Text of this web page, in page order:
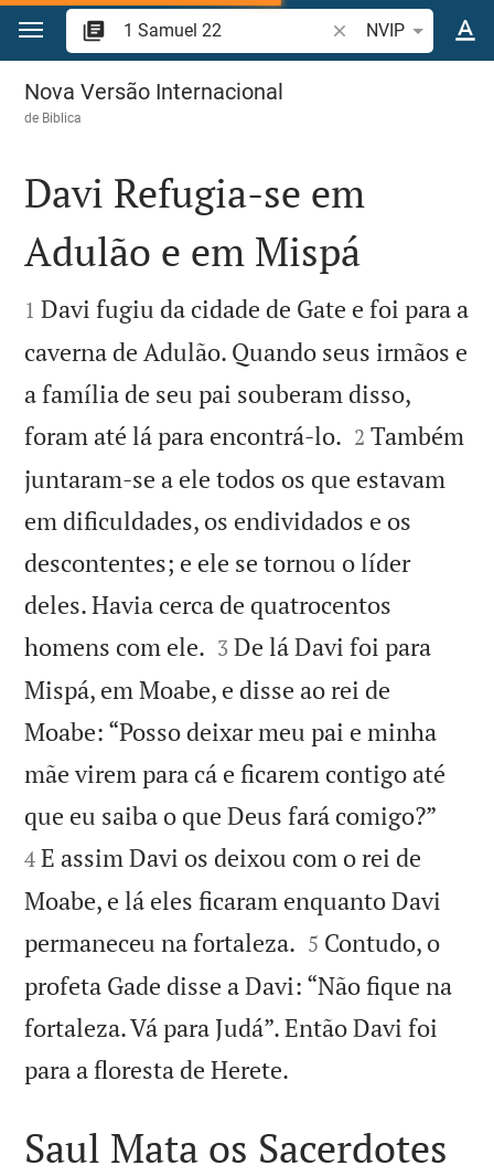
Ir para o conteúdo
Pesquise
NVIP
1 Samuel 22
Nova Versão Internacional
de Biblica

Davi Refugia-se em
Adulão e em Mispá

1 Davi fugiu da cidade de Gate e foi para a
caverna de Adulão. Quando seus irmãos e
a família de seu pai souberam disso,
foram até lá para encontrá-lo. 

2 Também
juntaram-se a ele todos os que estavam
em dificuldades, os endividados e os
descontentes; e ele se tornou o líder
deles. Havia cerca de quatrocentos
homens com ele. 

3 De lá Davi foi para
Mispá, em Moabe, e disse ao rei de
Moabe: “Posso deixar meu pai e minha
mãe virem para cá e ficarem contigo até
que eu saiba o que Deus fará comigo?”
4 E assim Davi os deixou com o rei de
Moabe, e lá eles ficaram enquanto Davi
permaneceu na fortaleza. 

5 Contudo, o
profeta Gade disse a Davi: “Não fique na
fortaleza. Vá para Judá”. Então Davi foi
para a floresta de Herete.
Saul Mata os Sacerdotes